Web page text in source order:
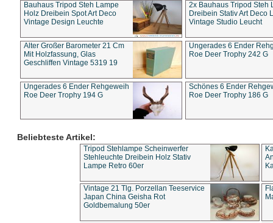
Bauhaus Tripod Steh Lampe
Holz Dreibein Spot Art Deco
Vintage Design Leuchte
2x Bauhaus Tripod Steh
Dreibein Stativ Art Deco
Vintage Studio Leucht
Alter Großer Barometer 21 Cm
Mit Holzfassung, Glas
Geschliffen Vintage 5319 19
Ungerades 6 Ender
Roe Deer Trophy 242 G
Ungerades 6 Ender Rehgeweih
Roe Deer Trophy 194 G
Schönes 6 Ender
Roe Deer Trophy 186 G
Beliebteste Artikel:
Tripod Stehlampe Scheinwerfer
Stehleuchte Dreibein Holz Stativ
Lampe Retro 60er
Vintage 21 Tlg. Porzellan Teeservice
Japan China Geisha Rot
Goldbemalung 50er